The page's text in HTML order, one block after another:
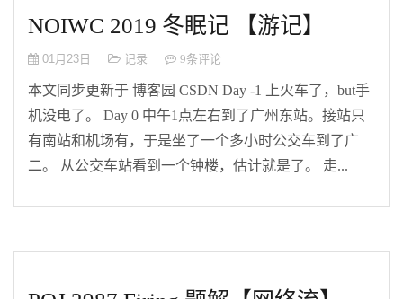
NOIWC 2019 冬眠记 【游记】
01月23日 记录 9条评论
本文同步更新于 博客园 CSDN Day -1 上火车了，but手
机没电了。 Day 0 中午1点左右到了广州东站。接站只
有南站和机场有，于是坐了一个多小时公交车到了广
二。 从公交车站看到一个钟楼，估计就是了。 走...